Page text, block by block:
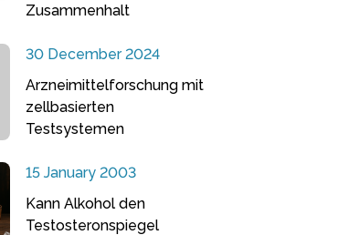
Zusammenhalt
30 December 2024
Arzneimittelforschung mit
zellbasierten
Testsystemen
15 January 2003
Kann Alkohol den
Testosteronspiegel